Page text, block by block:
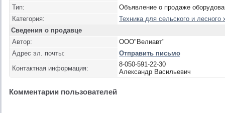
Тип:
Объявление о продаже
Категория:
Техника для сельского и
Сведения о продавце
Автор:
ООО"Велиавт"
Адрес эл. почты:
Отправить письмо
Контактная информация:
8-050-591-22-30
Александр Васильевич
Комментарии пользователей